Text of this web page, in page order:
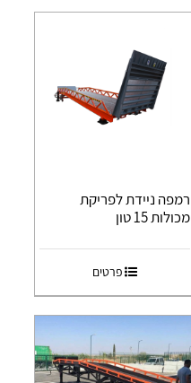
רמפה ניידת לפריקת
מכולות 15 טון
פרטים